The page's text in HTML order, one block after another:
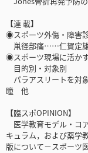
【連 載】
◉スポーツ外傷・障害
鼡径部痛……仁賀定
◉スポーツ現場に活か
目的別・対象別
パラアスリートを対
瞳 他
【臨スポOPINION】
医学教育モデル・コ
キュラム，および薬学
版について－スポー